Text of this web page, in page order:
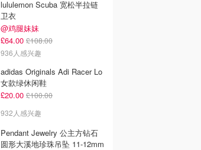
lululemon Scuba 宽松半拉链
卫衣
@鸡腿妹妹
£64.00 £108.00
936人感兴趣
adidas Originals Adi Racer Lo
女款绿休闲鞋
£20.00 £100.00
932人感兴趣
Pendant Jewelry 公主方钻石
圆形大溪地珍珠吊坠 11-12mm